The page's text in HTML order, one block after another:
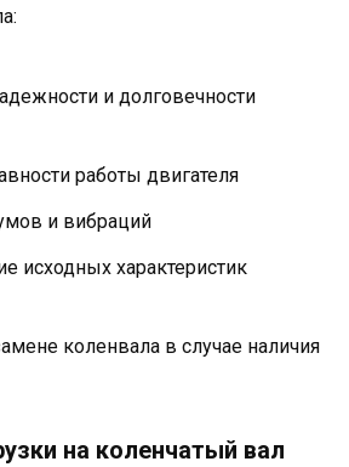
и долговечности
работы двигателя
и вибраций
исходных характеристик
коленвала в случае наличия
на коленчатый вал